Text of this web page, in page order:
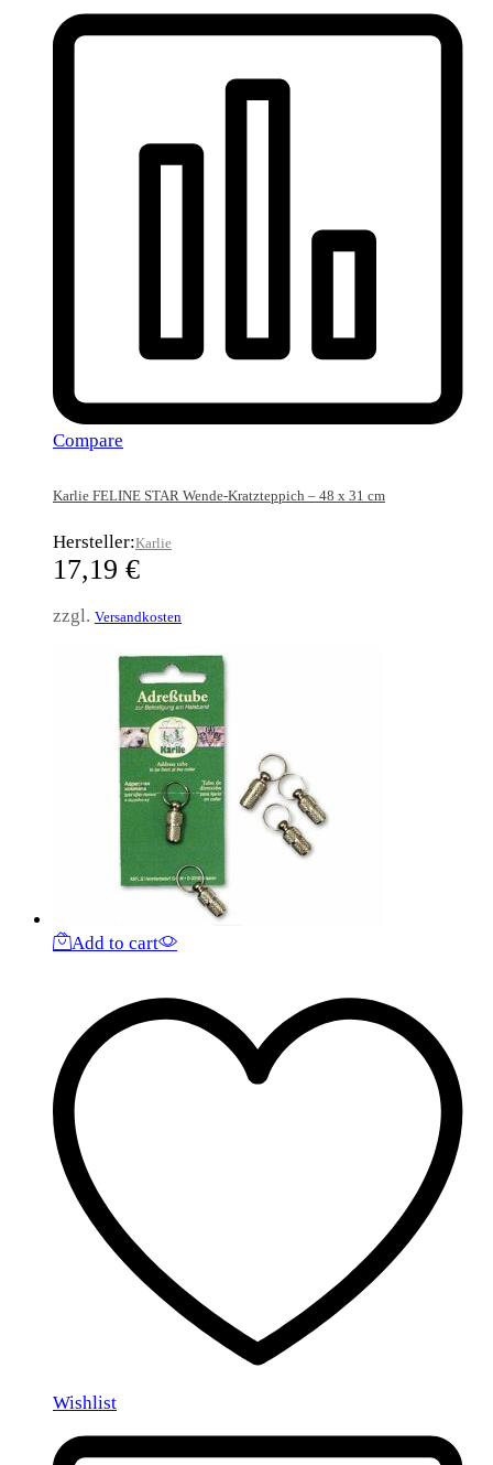
Compare
Karlie FELINE STAR Wende-Kratzteppich – 48 x 31 cm
Hersteller:Karlie
17,19 €
zzgl. Versandkosten
Add to cart
Wishlist